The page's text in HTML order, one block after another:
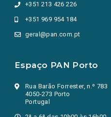
+351 213 426 226
+351 969 954 184
geral@pan.com.pt
Espaço PAN Porto
Rua Barão Forrester, n.º 783
4050-273 Porto
Portugal